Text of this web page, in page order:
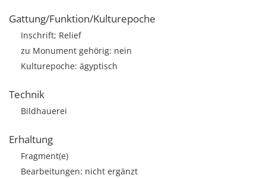
Gattung/Funktion/Kulturepoche
Inschrift; Relief
zu Monument gehörig: nein
Kulturepoche: ägyptisch
Technik
Bildhauerei
Erhaltung
Fragment(e)
Bearbeitungen: nicht ergänzt